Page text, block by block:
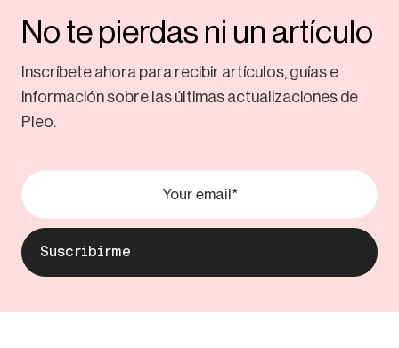
No te pierdas ni un artículo
Inscríbete ahora para recibir artículos, guías e
información sobre las últimas actualizaciones de
Pleo.